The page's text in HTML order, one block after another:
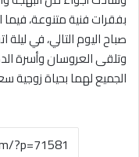
بفقرات فنية متنوعة،
صباح اليوم التالي، في
وتلقى العروسان وأسرة
الجميع لهما بحياة